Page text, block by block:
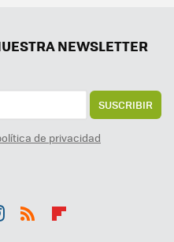
NEWSLETTER
SUSCRIBIR
de privacidad